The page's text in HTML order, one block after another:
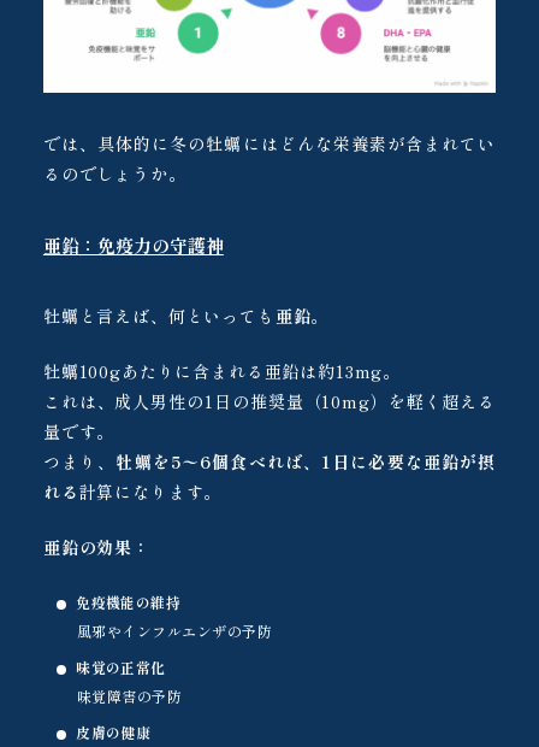
では、具体的に冬の牡蠣にはどんな栄養素が含まれてい
るのでしょうか。
亜鉛：免疫力の守護神
牡蠣と言えば、何といっても 亜鉛。
牡蠣100gあたりに含まれる亜鉛は約13mg。
これは、成人男性の1日の推奨量（10mg）を軽く超える
量です。
つまり、 牡蠣を5〜6個食べれば、1日に必要な亜鉛が摂
れる計算になります。
亜鉛の効果：
免疫機能の維持
風邪やインフルエンザの予防
味覚の正常化
味覚障害の予防
皮膚の健康